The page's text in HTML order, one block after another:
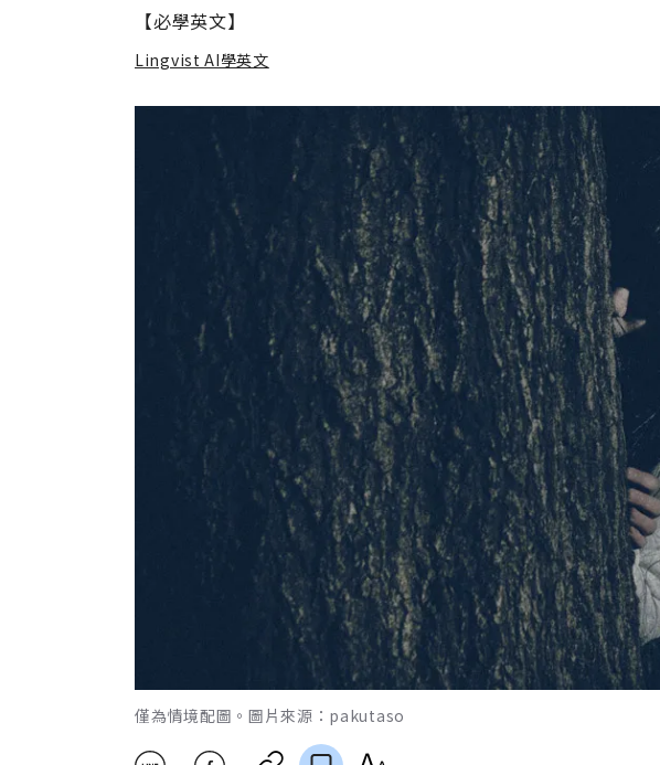
【必學英文】
Lingvist AI學英文
加入追蹤
僅為情境配圖。圖片來源：pakutaso